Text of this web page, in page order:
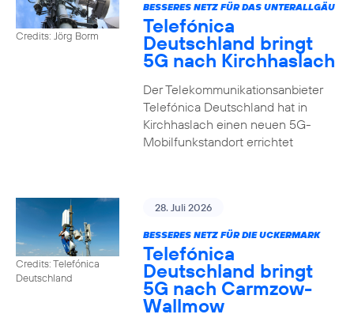
Credits: Jörg Borm
BESSERES NETZ FÜR DAS UNTERALLGÄU
Telefónica
Deutschland bringt
5G nach Kirchhaslach
Der Telekommunikationsanbieter
Telefónica Deutschland hat in
Kirchhaslach einen neuen 5G-
Mobilfunkstandort errichtet
Credits: Telefónica
Deutschland
28. Juli 2026
BESSERES NETZ FÜR DIE UCKERMARK
Telefónica
Deutschland bringt
5G nach Carmzow-
Wallmow